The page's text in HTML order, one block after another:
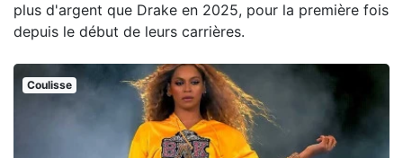
plus d'argent que Drake en 2025, pour la première fois
depuis le début de leurs carrières.
Coulisse